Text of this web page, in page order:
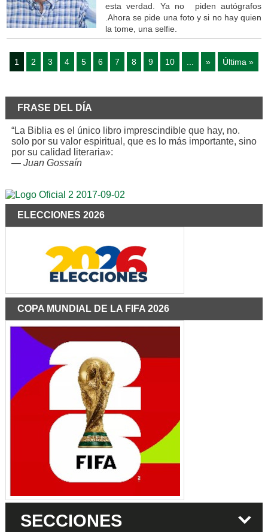
esta verdad. Ya no piden autógrafos
.Ahora se pide una foto y si no hay quien
la tome, una selfie.
1 2 3 4 5 6 7 8 9 10 » Última »
FRASE DEL DÍA
“La Biblia es el único libro imprescindible que hay, no.
solo por su valor espiritual, que es lo más importante, sino
por su calidad literaria»:
— Juan Gossaín
ELECCIONES 2026
COPA MUNDIAL DE LA FIFA 2026
SECCIONES